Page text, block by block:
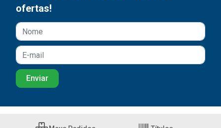
ofertas!